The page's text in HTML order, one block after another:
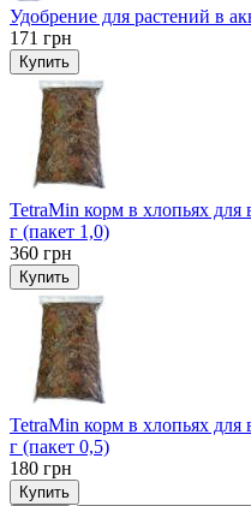
Удобрение для растений в
171 грн
Купить
TetraMin корм в хлопьях
г (пакет 1,0)
360 грн
Купить
TetraMin корм в хлопьях
г (пакет 0,5)
180 грн
Купить